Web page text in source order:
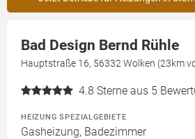
Bad Design Bernd Rühle
Hauptstraße 16, 56332 Wolken (23km
4.8 Sterne aus 5
HEIZUNG SPEZIALGEBIETE
Gasheizung, Badezimmer